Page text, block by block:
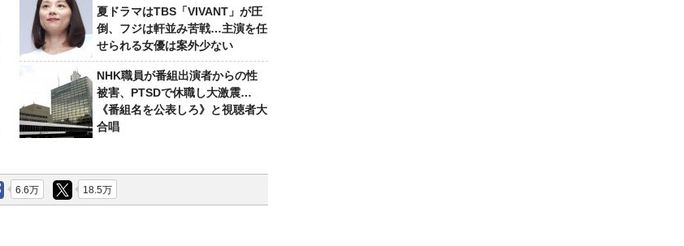
夏ドラマはTBS「VIVANT」が圧
倒、フジは軒並み苦戦…主演を任
せられる女優は案外少ない
NHK職員が番組出演者からの性
被害、PTSDで休職し大激震…
《番組名を公表しろ》と視聴者大
合唱
6.6万 18.5万